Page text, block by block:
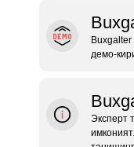
Buxgalter
Эксперт